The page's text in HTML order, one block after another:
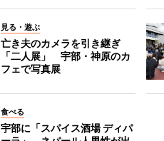
見る・遊ぶ
亡き夫のカメラを引き継ぎ
「二人展」 宇部・神原のカ
フェで写真展
食べる
宇部に「スパイス酒場 ディパ